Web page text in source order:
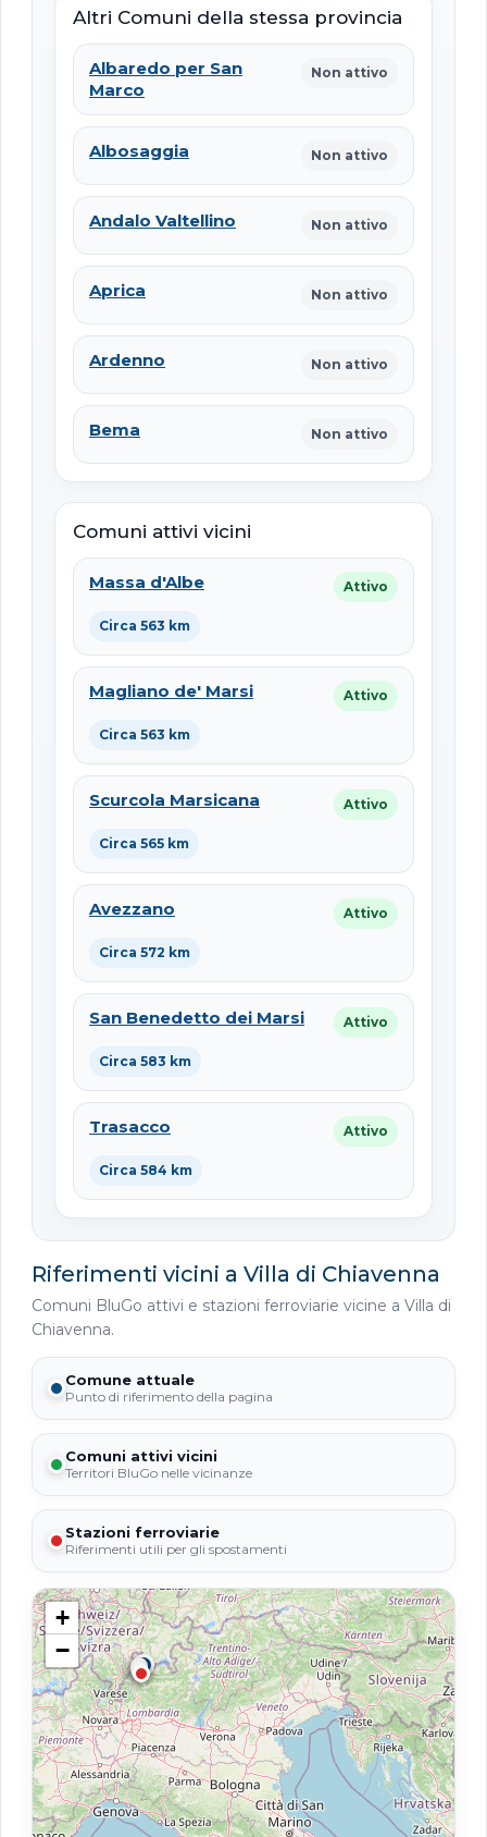
Altri Comuni della stessa provincia
Albaredo per San
Marco
Non attivo
Albosaggia Non attivo
Andalo Valtellino Non attivo
Aprica Non attivo
Ardenno Non attivo
Bema Non attivo
Comuni attivi vicini
Massa d'Albe Attivo
Circa 563 km
Magliano de' Marsi Attivo
Circa 563 km
Scurcola Marsicana Attivo
Circa 565 km
Avezzano Attivo
Circa 572 km
San Benedetto dei Marsi Attivo
Circa 583 km
Trasacco Attivo
Circa 584 km
Riferimenti vicini a Villa di Chiavenna
Comuni BluGo attivi e stazioni ferroviarie vicine a Villa di
Chiavenna.
Comune attuale
Punto di riferimento della pagina
Comuni attivi vicini
Territori BluGo nelle vicinanze
Stazioni ferroviarie
Riferimenti utili per gli spostamenti
+
−